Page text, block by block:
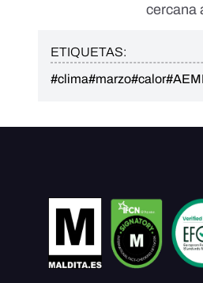
cercana
ETIQUETAS:
#clima#marzo#calor